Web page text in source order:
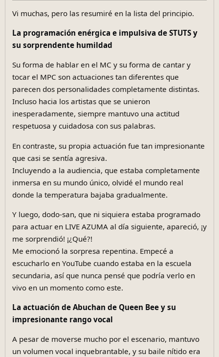
Vi muchas, pero las resumiré en la lista del principio.
La programación enérgica e impulsiva de STUTS y
su sorprendente humildad
Su forma de hablar en el MC y su forma de cantar y
tocar el MPC son actuaciones tan diferentes que
parecen dos personalidades completamente distintas.
Incluso hacia los artistas que se unieron
inesperadamente, siempre mantuvo una actitud
respetuosa y cuidadosa con sus palabras.
En contraste, su propia actuación fue tan impresionante
que casi se sentía agresiva.
Incluyendo a la audiencia, que estaba completamente
inmersa en su mundo único, olvidé el mundo real
donde la temperatura bajaba gradualmente.
Y luego, dodo-san, que ni siquiera estaba programado
para actuar en LIVE AZUMA al día siguiente, apareció, ¡y
me sorprendió! ¡¿Qué?!
Me emocionó la sorpresa repentina. Empecé a
escucharlo en YouTube cuando estaba en la escuela
secundaria, así que nunca pensé que podría verlo en
vivo en un momento como este.
La actuación de Abuchan de Queen Bee y su
impresionante rango vocal
A pesar de moverse mucho por el escenario, mantuvo
un volumen vocal inquebrantable, y su baile nítido era